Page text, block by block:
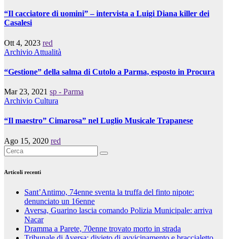
“Il cacciatore di uomini” – intervista a Luigi Diana killer dei
Casalesi
Ott 4, 2023 red
Archivio Attualità
“Gestione” della salma di Cutolo a Parma, esposto in Procura
Mar 23, 2021 sp - Parma
Archivio Cultura
“Il maestro” Cimarosa” nel Luglio Musicale Trapanese
Ago 15, 2020 red
Articoli recenti
Sant’Antimo, 74enne sventa la truffa del finto nipote:
denunciato un 16enne
Aversa, Guarino lascia comando Polizia Municipale: arriva
Nacar
Dramma a Parete, 70enne trovato morto in strada